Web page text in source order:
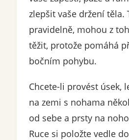
zlepšit vaše držení těla.
pravidelně, mohou z
těžit, protože pomáhá
bočním pohybu.
Chcete-li provést úsek,
na zemi s nohama
od sebe a prsty na
Ruce si položte vedle